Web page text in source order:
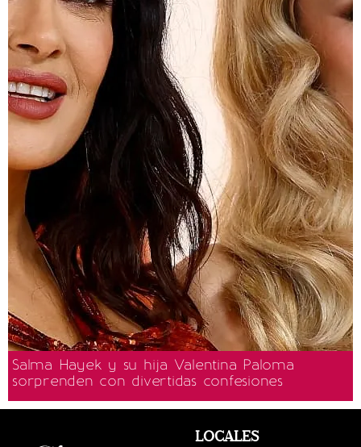
Salma Hayek y su hija Valentina Paloma
sorprenden con divertidas confesiones
LOCALES